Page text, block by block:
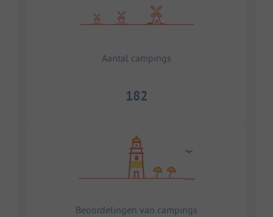
Aantal campings
182
Beoordelingen van campings